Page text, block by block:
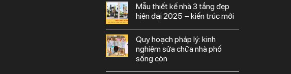
mẫu thiết kế nhà 3 tầng đẹp
hiện đại 2025 – kiến trúc mới
quy hoạch pháp lý: kinh
nghiệm sửa chữa nhà phố
sống còn